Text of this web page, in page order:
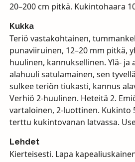
20–200 cm pitkä. Kukintohaara
Kukka
Teriö vastakohtainen,
punaviiruinen, 12–20 mm pitkä,
huulinen, kannuksellinen. Ylä- ja
alahuuli satulamainen, sen
sulkee teriön tiukasti, kannus
Verhiö 2-huulinen. Heteitä 2.
vartaloinen, 2-luottinen. Kukinto
terttu kukintovanan latvassa.
Lehdet
Kierteisesti. Lapa